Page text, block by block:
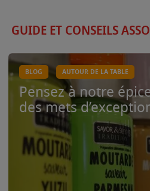
GUIDE ET CONSEILS
BLOG AUTOUR DE LA TABLE
Pensez à notre
des mets